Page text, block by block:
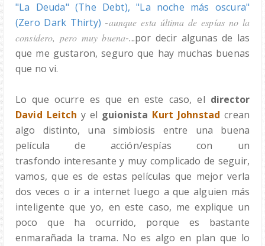
"La Deuda" (The Debt), "La noche más oscura"
(Zero Dark Thirty) -aunque esta última de espías no la
considero, pero muy buena-...por decir algunas de las
que me gustaron, seguro que hay muchas buenas
que no vi.
Lo que ocurre es que en este caso, el director
David Leitch y el guionista Kurt Johnstad crean
algo distinto, una simbiosis entre una buena
película de acción/espías con un
trasfondo interesante y muy complicado de seguir,
vamos, que es de estas películas que mejor verla
dos veces o ir a internet luego a que alguien más
inteligente que yo, en este caso, me explique un
poco que ha ocurrido, porque es bastante
enmarañada la trama. No es algo en plan que lo